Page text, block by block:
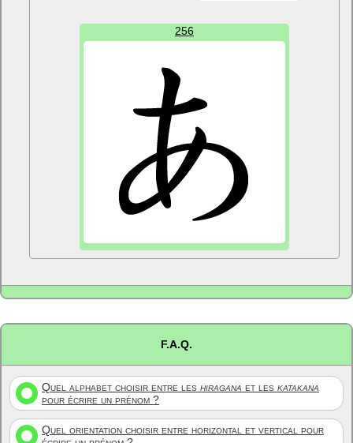
256
F.A.Q.
Quel alphabet choisir entre les hiragana et les katakana
pour écrire un prénom ?
Quel orientation choisir entre horizontal et vertical pour